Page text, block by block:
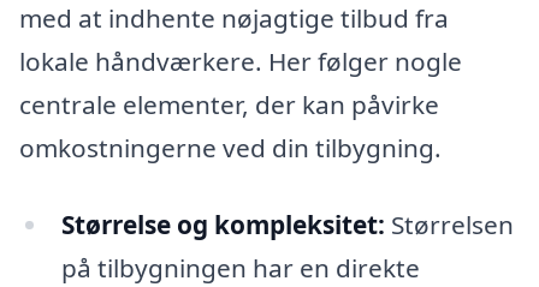
med at indhente nøjagtige tilbud fra
lokale håndværkere. Her følger nogle
centrale elementer, der kan påvirke
omkostningerne ved din tilbygning.
Størrelse og kompleksitet: Størrelsen
på tilbygningen har en direkte